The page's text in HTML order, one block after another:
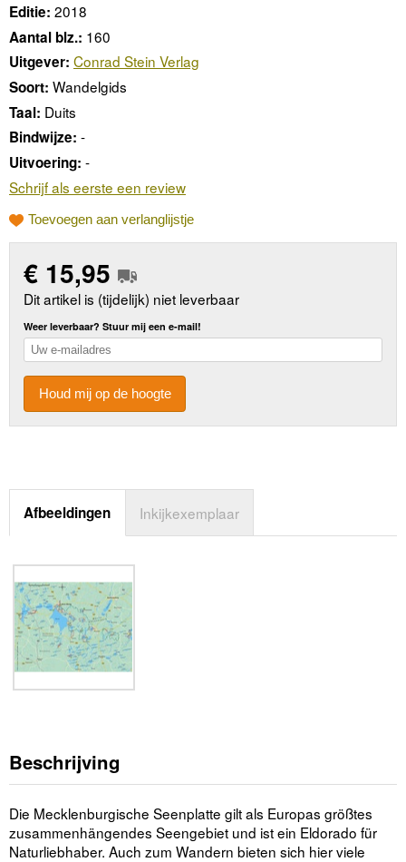
Editie: 2018
Aantal blz.: 160
Uitgever: Conrad Stein Verlag
Soort: Wandelgids
Taal: Duits
Bindwijze: -
Uitvoering: -
Schrijf als eerste een review
Toevoegen aan verlanglijstje
€ 15,95
Dit artikel is (tijdelijk) niet leverbaar
Weer leverbaar? Stuur mij een e-mail!
Houd mij op de hoogte
Afbeeldingen Inkijkexemplaar
Beschrijving
Die Mecklenburgische Seenplatte gilt als Europas größtes
zusammenhängendes Seengebiet und ist ein Eldorado für
Naturliebhaber. Auch zum Wandern bieten sich hier viele